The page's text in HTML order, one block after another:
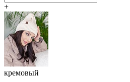
+
кремовый